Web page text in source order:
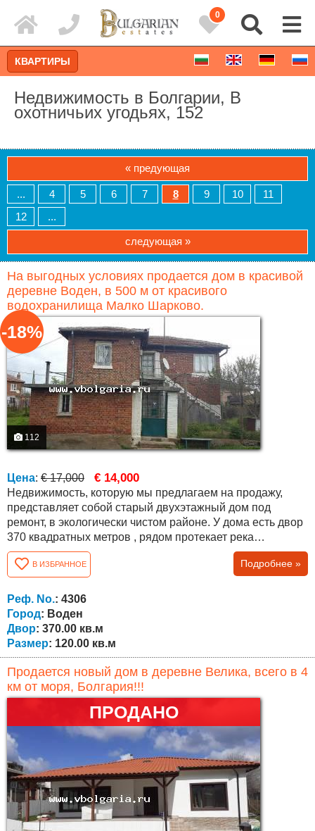
0
Расширенный поиск
КВАРТИРЫ
Недвижимость в Болгарии, В
охотничьих угодьях, 152
« предующая
... 4 5 6 7 8 9 10
11
12
...
следующая »
На выгодных условиях продается дом в красивой
деревне Воден, в 500 м от красивого
водохранилища Малко Шарково.
112
-18%
Цена: € 17,000 € 14,000
Недвижимость, которую мы предлагаем на продажу,
представляет собой старый двухэтажный дом под
ремонт, в экологически чистом районе. У дома есть двор
370 квадратных метров , рядом протекает река
Воденска. Район подходит для охоты, рыбалки и
сельского туризма. В непосредственной близости
находятся плотина Малко Шарково и плотина Воден, а
до города Бургас и моря всего 85 км. Город Елхово
находится в 30 км, а пункт пересечения границы с...
В ИЗБРАННОЕ Подробнее »
Реф. No.: 4306
Город: Воден
Двор: 370.00 кв.м
Размер: 120.00 кв.м
Продается новый дом в деревне Велика, всего в 4
км от моря, Болгария!!!
ПРОДАНО